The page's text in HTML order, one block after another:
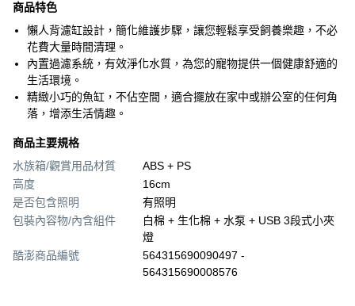
商品特色
懶人背濾缸設計，簡化維護步驟，讓您輕鬆享受飼養樂趣，不必
花費大量時間清理。
內置過濾系統，有效淨化水質，為您的寵物提供一個健康舒適的
生活環境。
精緻小巧的魚缸，不佔空間，適合擺放在家中或辦公室的任何角
落，增添生活情趣。
商品主要規格
水族箱/觀賞用品材質
ABS + PS
高度
16cm
是否包含照明
有照明
包裝內容物/內含組件
白棉 + 生化棉 + 水泵 + USB 3段式小夾
燈
酷澎商品編號
564315690090497 -
564315690008576